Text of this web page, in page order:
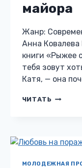
майора
Жанр:
Анна Ковалева
книги «Рыжее
тебя зовут
Катя, — она
ЧИТАТЬ РЫЖЕЕ
МОЛОДЕЖНАЯ